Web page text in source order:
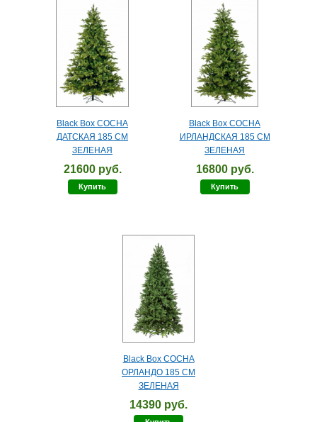
Black Box СОСНА
ДАТСКАЯ 185 СМ
ЗЕЛЕНАЯ
21600 руб.
Купить
Black Box СОСНА
ИРЛАНДСКАЯ 185 СМ
ЗЕЛЕНАЯ
16800 руб.
Купить
Black Box СОСНА
ОРЛАНДО 185 СМ
ЗЕЛЕНАЯ
14390 руб.